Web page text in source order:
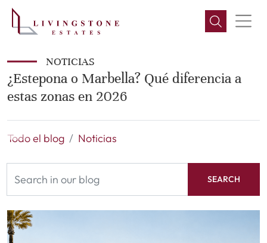
NOTICIAS
¿Estepona o Marbella? Qué diferencia a
estas zonas en 2026
Todo el blog Noticias
SEARCH